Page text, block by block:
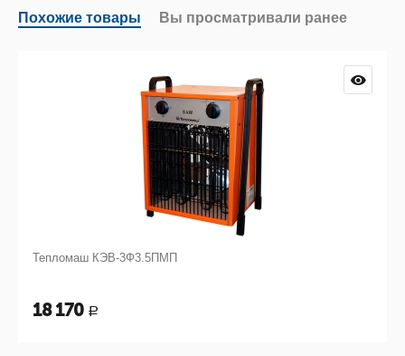
Похожие товары Вы просматривали ранее
Тепломаш КЭВ-3Ф3.5ПМП
18 170 Р